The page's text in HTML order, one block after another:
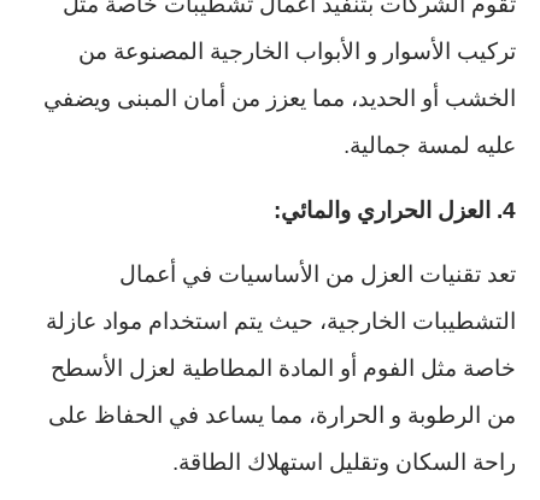
تركيب الأسوار و الأبواب الخارجية المصنوعة من
الخشب أو الحديد، مما يعزز من أمان المبنى ويضفي
عليه لمسة جمالية.
4. العزل الحراري والمائي:
تعد تقنيات العزل من الأساسيات في أعمال
التشطيبات الخارجية، حيث يتم استخدام مواد عازلة
خاصة مثل الفوم أو المادة المطاطية لعزل الأسطح
من الرطوبة و الحرارة، مما يساعد في الحفاظ على
راحة السكان وتقليل استهلاك الطاقة.